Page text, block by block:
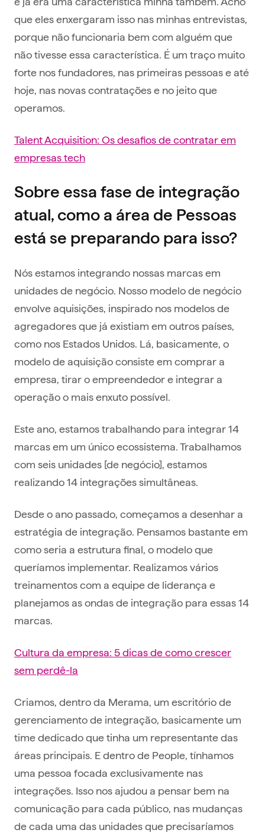
que eles enxergaram isso nas minhas entrevistas,
porque não funcionaria bem com alguém que
não tivesse essa característica. É um traço muito
forte nos fundadores, nas primeiras pessoas e até
hoje, nas novas contratações e no jeito que
operamos.
Talent Acquisition: Os desafios de contratar em
empresas tech
Sobre essa fase de integração
atual, como a área de Pessoas
está se preparando para isso?
Nós estamos integrando nossas marcas em
unidades de negócio. Nosso modelo de negócio
envolve aquisições, inspirado nos modelos de
agregadores que já existiam em outros países,
como nos Estados Unidos. Lá, basicamente, o
modelo de aquisição consiste em comprar a
empresa, tirar o empreendedor e integrar a
operação o mais enxuto possível.
Este ano, estamos trabalhando para integrar 14
marcas em um único ecossistema. Trabalhamos
com seis unidades [de negócio], estamos
realizando 14 integrações simultâneas.
Desde o ano passado, começamos a desenhar a
estratégia de integração. Pensamos bastante em
como seria a estrutura final, o modelo que
queríamos implementar. Realizamos vários
treinamentos com a equipe de liderança e
planejamos as ondas de integração para essas 14
marcas.
Cultura da empresa: 5 dicas de como crescer
sem perdê-la
Criamos, dentro da Merama, um escritório de
gerenciamento de integração, basicamente um
time dedicado que tinha um representante das
áreas principais. E dentro de People, tínhamos
uma pessoa focada exclusivamente nas
integrações. Isso nos ajudou a pensar bem na
comunicação para cada público, nas mudanças
de cada uma das unidades que precisaríamos